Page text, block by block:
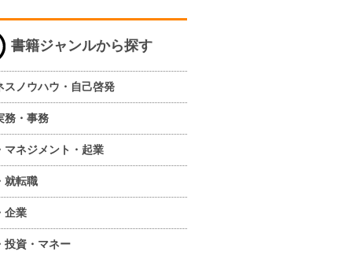
書籍ジャンルから探す
スノウハウ・自己啓発
務・事務
マネジメント・起業
就転職
企業
投資・マネー